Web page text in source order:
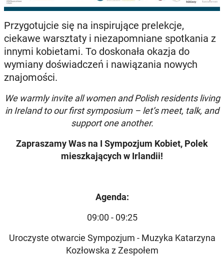
Przygotujcie się na inspirujące prelekcje,
ciekawe warsztaty i niezapomniane spotkania z
innymi kobietami. To doskonała okazja do
wymiany doświadczeń i nawiązania nowych
znajomości.
We warmly invite all women and Polish residents living
in Ireland to our first symposium – let’s meet, talk, and
support one another.
Zapraszamy Was na I Sympozjum Kobiet, Polek
mieszkających w Irlandii!
Agenda:
09:00 - 09:25
Uroczyste otwarcie Sympozjum - Muzyka Katarzyna
Kozłowska z Zespołem